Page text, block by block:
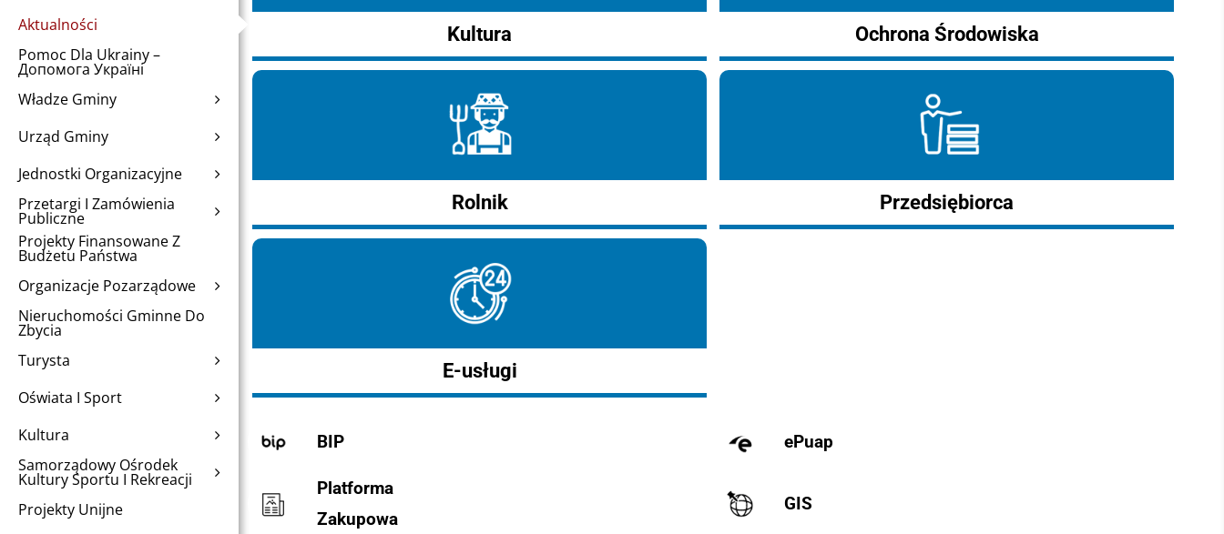
Aktualności
Pomoc Dla Ukrainy –
Допомога Україні
Władze Gminy
Urząd Gminy
Jednostki Organizacyjne
Przetargi I Zamówienia
Publiczne
Projekty Finansowane Z
Budżetu Państwa
Organizacje Pozarządowe
Nieruchomości Gminne Do
Zbycia
Turysta
Oświata I Sport
Kultura
Samorządowy Ośrodek
Kultury Sportu I Rekreacji
Projekty Unijne
Kultura Ochrona Środowiska
Rolnik Przedsiębiorca
E-usługi
BIP ePuap
Platforma
Zakupowa
GIS